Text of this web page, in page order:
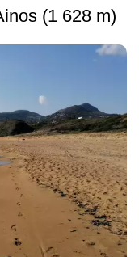
(1 628 m)